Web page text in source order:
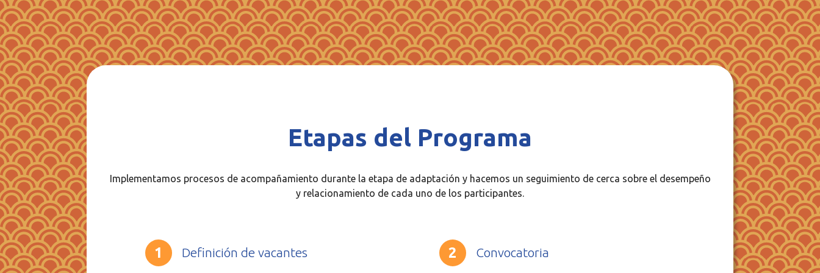
Etapas del Programa
Implementamos procesos de acompañamiento durante la etapa de adaptación y hacemos un seguimiento de cerca sobre el desempeño
y relacionamiento de cada uno de los participantes.
Definición de vacantes Convocatoria